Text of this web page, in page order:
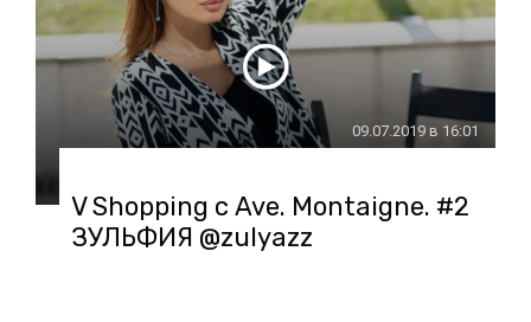
09.07.2019 в 16:01
V Shopping с Ave. Montaigne. #2
ЗУЛЬФИЯ @zulyazz